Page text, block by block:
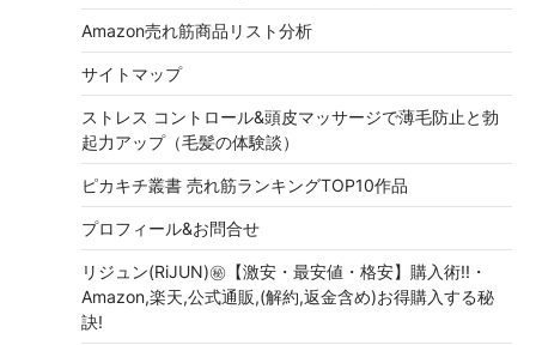
Amazon売れ筋商品リスト分析
サイトマップ
ストレス コントロール&頭皮マッサージで薄毛防止と勃
起力アップ（毛髪の体験談）
ピカキチ叢書 売れ筋ランキングTOP10作品
プロフィール&お問合せ
リジュン(RiJUN)㊙【激安・最安値・格安】購入術!!・
Amazon,楽天,公式通販,(解約,返金含め)お得購入する秘
訣!